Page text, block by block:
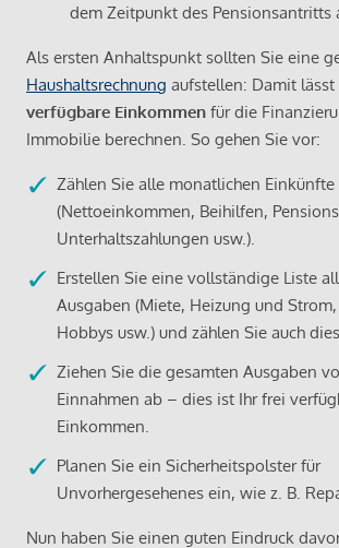
dem Zeitpunkt des Pensionsantritts
Als ersten Anhaltspunkt sollten Sie eine
Haushaltsrechnung aufstellen: Damit lässt
verfügbare Einkommen für die
Immobilie berechnen. So gehen Sie vor:
Zählen Sie alle monatlichen Einkünfte
(Nettoeinkommen, Beihilfen,
Unterhaltszahlungen usw.).
Erstellen Sie eine vollständige Liste
Ausgaben (Miete, Heizung und
Hobbys usw.) und zählen Sie auch
Ziehen Sie die gesamten Ausgaben
Einnahmen ab – dies ist Ihr frei
Einkommen.
Planen Sie ein Sicherheitspolster für
Unvorhergesehenes ein, wie z. B.
Nun haben Sie einen guten Eindruck